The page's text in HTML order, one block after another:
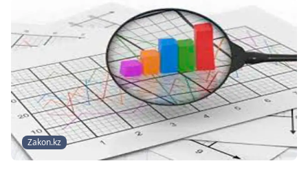
Zakon.kz